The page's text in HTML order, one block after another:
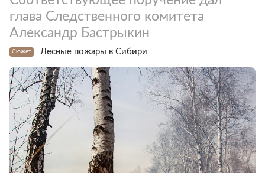
глава Следственного комитета
Александр Бастрыкин
Сюжет Лесные пожары в Сибири